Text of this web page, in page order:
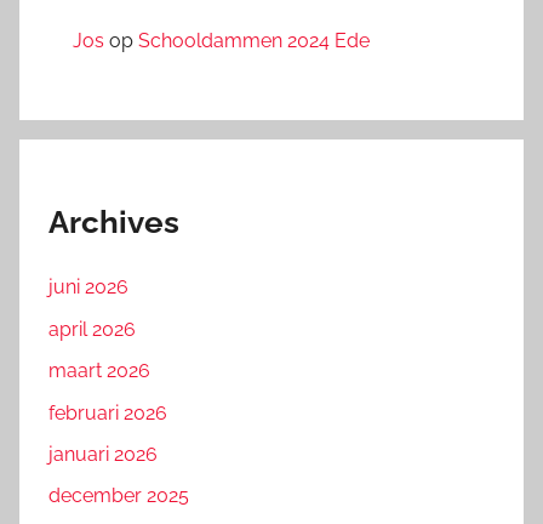
Jos op Schooldammen 2024 Ede
Archives
juni 2026
april 2026
maart 2026
februari 2026
januari 2026
december 2025